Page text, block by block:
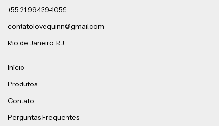
+55 21 99439-1059
contatolovequinn@gmail.com
Rio de Janeiro, RJ.
Início
Produtos
Contato
Perguntas Frequentes